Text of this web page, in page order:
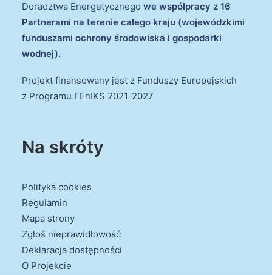
Doradztwa Energetycznego we współpracy z 16
Partnerami na terenie całego kraju (wojewódzkimi
funduszami ochrony środowiska i gospodarki
wodnej).
Projekt finansowany jest z Funduszy Europejskich
z Programu FEnIKS 2021-2027
Na skróty
Polityka cookies
Regulamin
Mapa strony
Zgłoś nieprawidłowość
Deklaracja dostępności
O Projekcie